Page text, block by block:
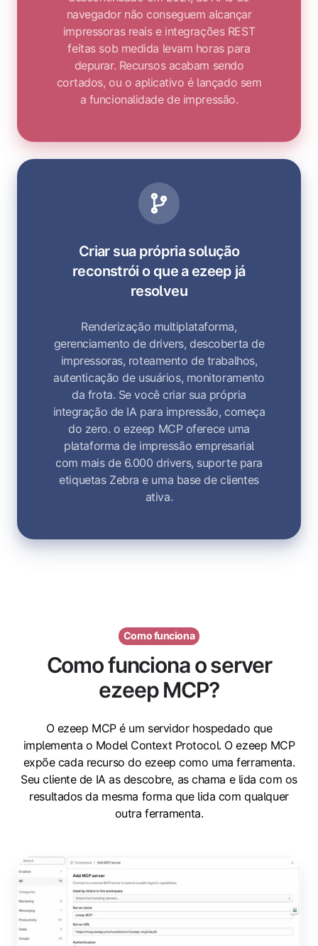
navegador não conseguem alcançar
impressoras reais e integrações REST
feitas sob medida levam horas para
depurar. Recursos acabam sendo
cortados, ou o aplicativo é lançado sem
a funcionalidade de impressão.
Criar sua própria solução
reconstrói o que a ezeep já
resolveu
Renderização multiplataforma,
gerenciamento de drivers, descoberta de
impressoras, roteamento de trabalhos,
autenticação de usuários, monitoramento
da frota. Se você criar sua própria
integração de IA para impressão, começa
do zero. o ezeep MCP oferece uma
plataforma de impressão empresarial
com mais de 6.000 drivers, suporte para
etiquetas Zebra e uma base de clientes
ativa.
Como funciona
Como funciona o server
ezeep MCP?
O ezeep MCP é um servidor hospedado que
implementa o Model Context Protocol. O ezeep MCP
expõe cada recurso do ezeep como uma ferramenta.
Seu cliente de IA as descobre, as chama e lida com os
resultados da mesma forma que lida com qualquer
outra ferramenta.